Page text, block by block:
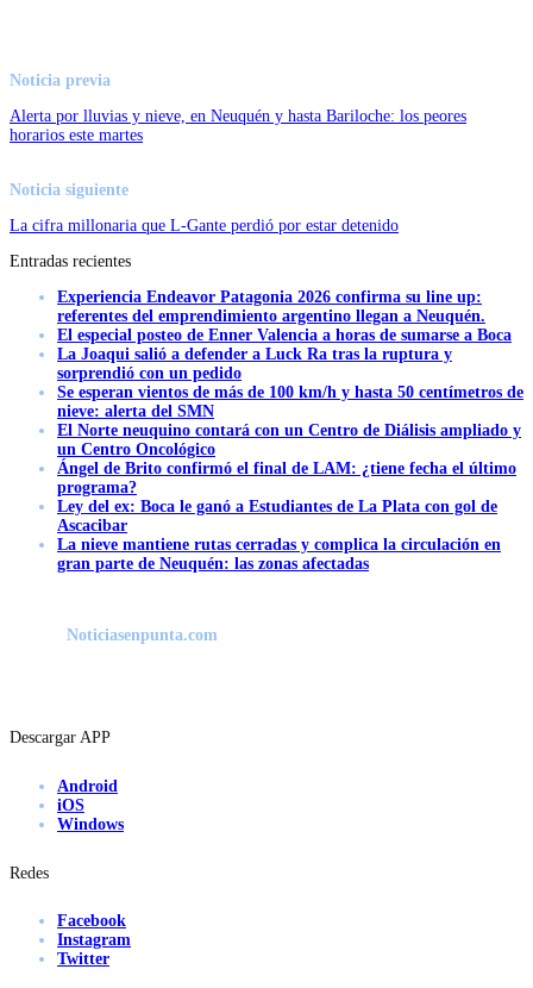
Noticia previa
Alerta por lluvias y nieve, en Neuquén y hasta Bariloche: los peores
horarios este martes
Noticia siguiente
La cifra millonaria que L-Gante perdió por estar detenido
Entradas recientes
Experiencia Endeavor Patagonia 2026 confirma su line up:
referentes del emprendimiento argentino llegan a Neuquén.
El especial posteo de Enner Valencia a horas de sumarse a Boca
La Joaqui salió a defender a Luck Ra tras la ruptura y
sorprendió con un pedido
Se esperan vientos de más de 100 km/h y hasta 50 centímetros de
nieve: alerta del SMN
El Norte neuquino contará con un Centro de Diálisis ampliado y
un Centro Oncológico
Ángel de Brito confirmó el final de LAM: ¿tiene fecha el último
programa?
Ley del ex: Boca le ganó a Estudiantes de La Plata con gol de
Ascacibar
La nieve mantiene rutas cerradas y complica la circulación en
gran parte de Neuquén: las zonas afectadas
Noticiasenpunta.com
Descargar APP
Android
iOS
Windows
Redes
Facebook
Instagram
Twitter